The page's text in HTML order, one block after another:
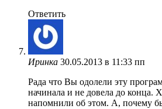
Ответить
Иринка 30.05.2013 в 11:33 пп
Рада что Вы одолели эту
начинала и не довела до конца.
напомнили об этом. А, почему